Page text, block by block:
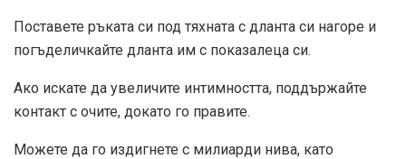
Поставете ръката си под тяхната с дланта си нагоре и
погъделичкайте дланта им с показалеца си.
Ако искате да увеличите интимността, поддържайте
контакт с очите, докато го правите.
Можете да го издигнете с милиарди нива, като